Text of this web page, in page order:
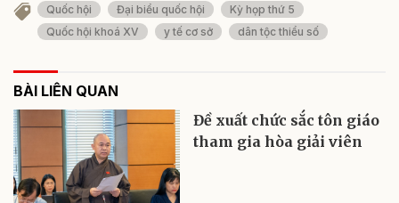
Quốc hội Đại biểu quốc hội
Kỳ họp thứ 5
Quốc hội khoá XV
y tế cơ sở dân tộc thiểu số
BÀI LIÊN QUAN
Đề xuất chức sắc tôn giáo
tham gia hòa giải viên